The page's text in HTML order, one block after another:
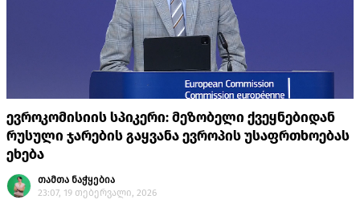
ევროკომისიის სპიკერი: მეზობელი ქვეყნებიდან
რუსული ჯარების გაყვანა ევროპის უსაფრთხოებას
ეხება
თამთა ნაჭყებია
23:07, 19 თებერვალი, 2026